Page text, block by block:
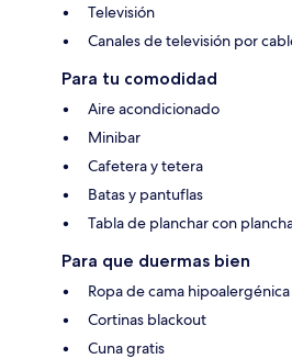
Televisión
Canales de televisión por
Para tu comodidad
Aire acondicionado
Minibar
Cafetera y tetera
Batas y pantuflas
Tabla de planchar con
Para que duermas bien
Ropa de cama hipoalergénica
Cortinas blackout
Cuna gratis